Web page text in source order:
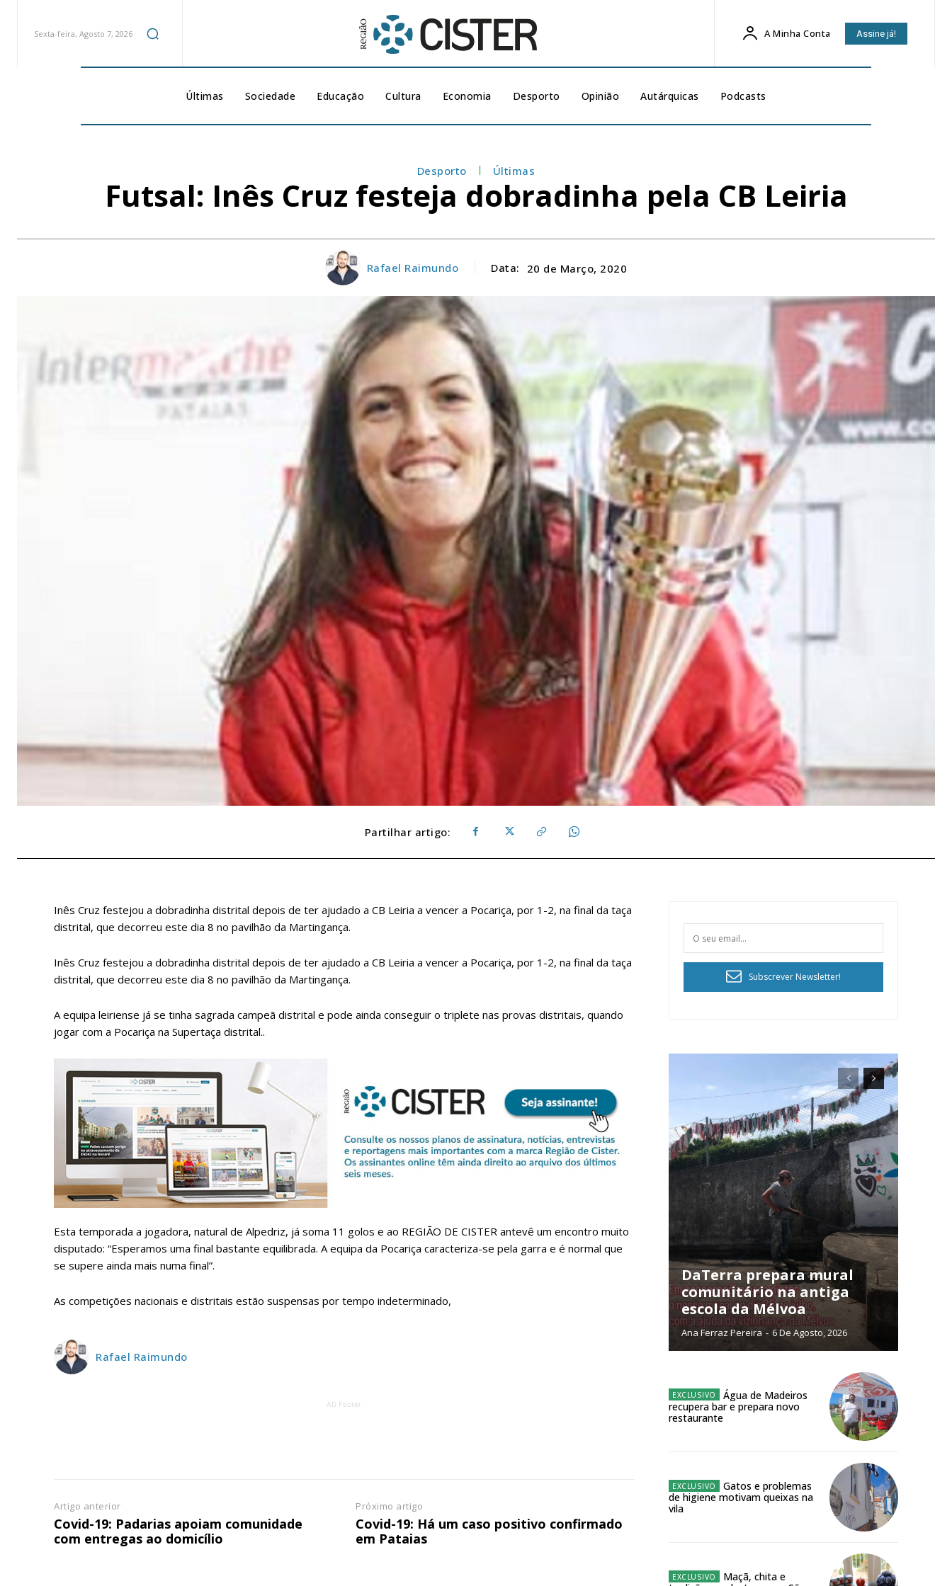
Planos de Assinatura
Faça-se assinante do Região de Cister e ajude-nos a manter este serviço público!
32€
Escolha o plano
ASSINATURA
DIGITAL ANUAL
12 meses
Acesso ao conteúdo online
Acesso aos conteúdos Exclusivos para
Sexta-feira, Agosto 7, 2026 A Minha Conta Assine já!
Últimas Sociedade Educação Cultura Economia Desporto Opinião Autárquicas Podcasts
Desporto Últimas
Futsal: Inês Cruz festeja dobradinha pela CB Leiria
Rafael Raimundo Data: 20 de Março, 2020
Partilhar artigo:
Inês Cruz festejou a dobradinha distrital depois de ter ajudado a CB Leiria a vencer a Pocariça, por 1-2, na final da taça
distrital, que decorreu este dia 8 no pavilhão da Martingança.
Inês Cruz festejou a dobradinha distrital depois de ter ajudado a CB Leiria a vencer a Pocariça, por 1-2, na final da taça
distrital, que decorreu este dia 8 no pavilhão da Martingança.
A equipa leiriense já se tinha sagrada campeã distrital e pode ainda conseguir o triplete nas provas distritais, quando
jogar com a Pocariça na Supertaça distrital..
Esta temporada a jogadora, natural de Alpedriz, já soma 11 golos e ao REGIÃO DE CISTER antevê um encontro muito
disputado: “Esperamos uma final bastante equilibrada. A equipa da Pocariça caracteriza-se pela garra e é normal que
se supere ainda mais numa final”.
As competições nacionais e distritais estão suspensas por tempo indeterminado,
Rafael Raimundo
AD Footer
Artigo anterior
Covid-19: Padarias apoiam comunidade
com entregas ao domicílio
Próximo artigo
Covid-19: Há um caso positivo confirmado
em Pataias
Subscrever Newsletter!
DaTerra prepara mural
comunitário na antiga
escola da Mélvoa
Ana Ferraz Pereira - 6 De Agosto, 2026
Água de Madeiros
recupera bar e prepara novo
restaurante
Gatos e problemas
de higiene motivam queixas na
vila
Maçã, chita e